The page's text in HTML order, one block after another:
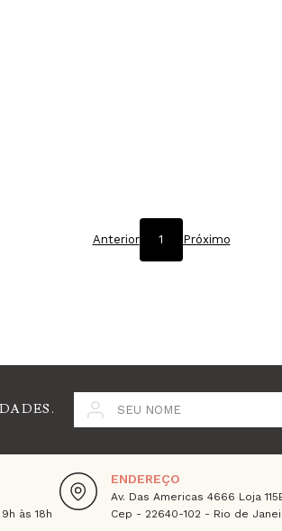
Anterior 1 Próximo
SEU NOME
às 18h
ENDEREÇO
Av. Das Americas 4666 Loja
Cep - 22640-102 - Rio de